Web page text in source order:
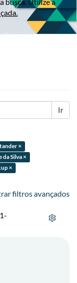
.
Ir
×
da Silva ×
×
filtros avançados